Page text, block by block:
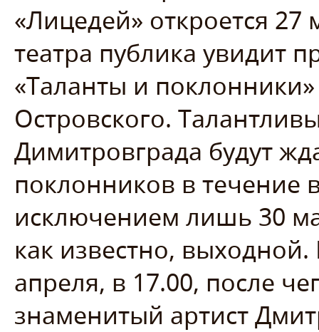
«Лицедей» откроется
театра публика увидит
«Таланты и
Островского.
Димитровграда будут
поклонников в течение
исключением лишь 30
как известно,
апреля, в 17.00, после
знаменитый артист